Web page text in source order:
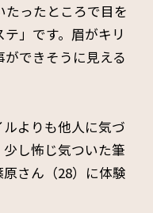
ったところで目を
」です。眉がキリ
できそうに見える
よりも他人に気づ
し怖じ気ついた筆
さん（28）に体験